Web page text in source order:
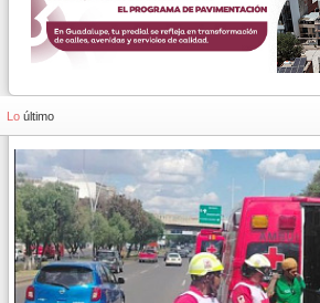
Lo último